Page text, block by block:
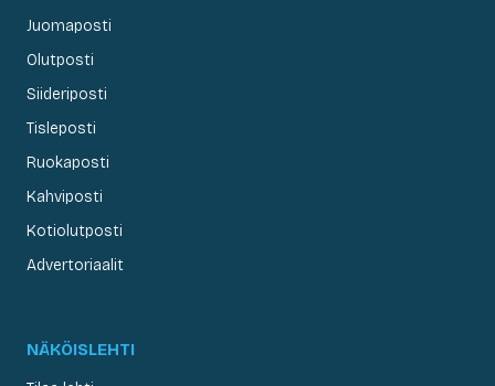
Juomaposti
Olutposti
Siideriposti
Tisleposti
Ruokaposti
Kahviposti
Kotiolutposti
Advertoriaalit
NÄKÖISLEHTI